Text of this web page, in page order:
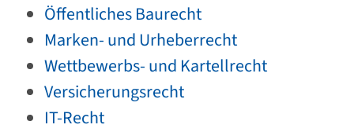
Öffentliches Baurecht
Marken- und Urheberrecht
Wettbewerbs- und Kartellrecht
Versicherungsrecht
IT-Recht